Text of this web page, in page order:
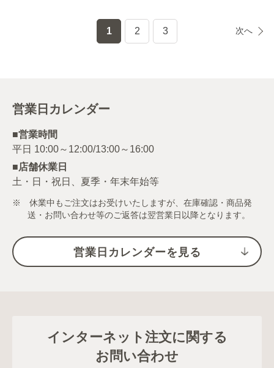
1 2 3 次へ
営業日カレンダー
■営業時間
■店舗休業日
土・日・祝日、夏季・年末年始等
※ 休業中もご注文はお受けいたしますが、在庫確認・商品発
送・お問い合わせ等のご返答は翌営業日以降となります。
営業日カレンダーを見る
インターネット注文に関する
お問い合わせ